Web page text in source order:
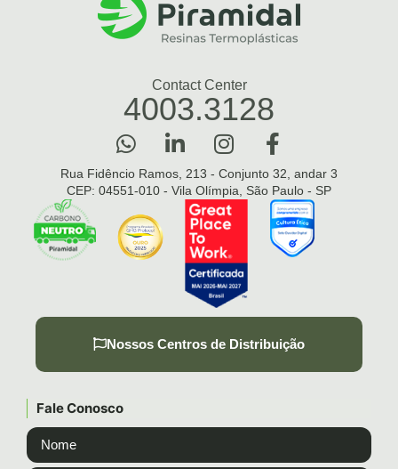
Contact Center
4003.3128
Rua Fidêncio Ramos, 213 - Conjunto 32, andar 3
CEP: 04551-010 - Vila Olímpia, São Paulo - SP
Nossos Centros de Distribuição
Fale Conosco